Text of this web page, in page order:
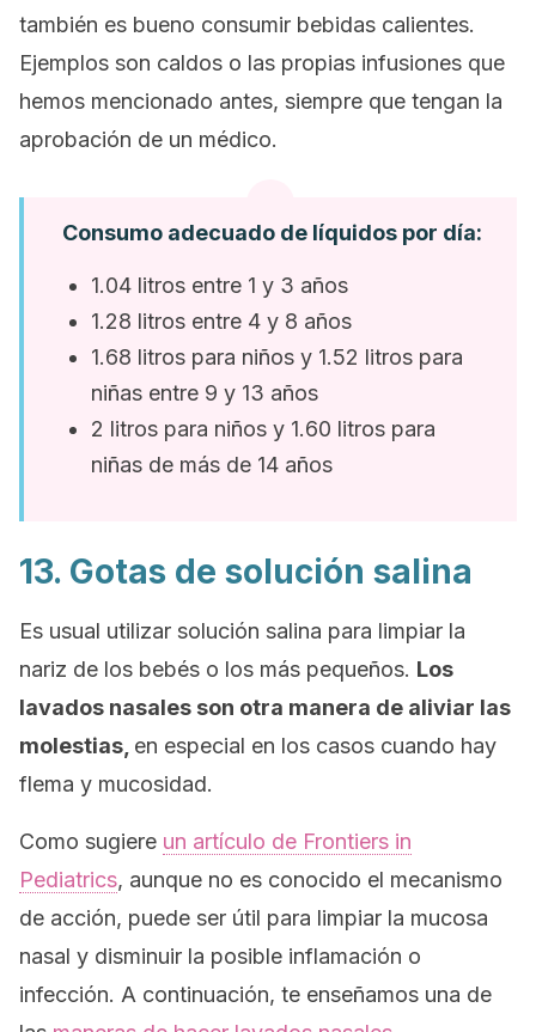
también es bueno consumir bebidas calientes.
Ejemplos son caldos o las propias infusiones que
hemos mencionado antes, siempre que tengan la
aprobación de un médico.
Consumo adecuado de líquidos por día:
1.04 litros entre 1 y 3 años
1.28 litros entre 4 y 8 años
1.68 litros para niños y 1.52 litros para
niñas entre 9 y 13 años
2 litros para niños y 1.60 litros para
niñas de más de 14 años
13. Gotas de solución salina
Es usual utilizar solución salina para limpiar la
nariz de los bebés o los más pequeños. Los
lavados nasales son otra manera de aliviar las
molestias, en especial en los casos cuando hay
flema y mucosidad.
Como sugiere un artículo de Frontiers in
Pediatrics, aunque no es conocido el mecanismo
de acción, puede ser útil para limpiar la mucosa
nasal y disminuir la posible inflamación o
infección. A continuación, te enseñamos una de